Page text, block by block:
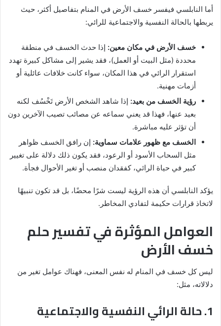
أما النابلسي فيفسر خسف الأرض في المنام بتفاصيل أكثر، حيث
يربطها بالحالة النفسية والاجتماعية للرائي:
خسف الأرض في مكان معين: إذا حدث الخسف في منطقة
محددة (مثل البيت أو العمل)، فقد يشير إلى مشاكل كبيرة تهدد
استقرار الرائي في هذا المكان، سواء كانت خلافات عائلية أو
أزمات مهنية.
رؤية الخسف من بعيد: إذا شاهد الشخص الأرض تَخْسُف لكنه
بعيد عنها، فهذا قد يعني سماعه عن مصائب تصيب الآخرين دون
أن تؤثر عليه مباشرة.
الخسف مع ظهور علامات سماوية: إن رافق الخسف ظواهر
مثل السحاب الأسود أو الرعود، فقد يكون ذلك دلالة على تغيير
كبير في حياة الرائي، كفقدان منصب أو تغير الأحوال فجأة.
يؤكد النابلسي أن هذه الرؤية ليست شرًا محضًا، بل قد تكون تنبيهًا
لاتخاذ قرارات حكيمة لتفادي المخاطر.
العوامل المؤثرة في تفسير حلم
خسف الأرض
ليس كل خسف في المنام له نفس المعنى، فهناك عوامل تغير من
دلالاته، مثل:
1. حالة الرائي النفسية والاجتماعية